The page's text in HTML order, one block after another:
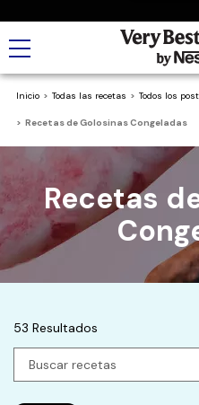
Inicio Todas las recetas Todos los
Recetas de Golosinas Congeladas
Recetas
53 Resultados